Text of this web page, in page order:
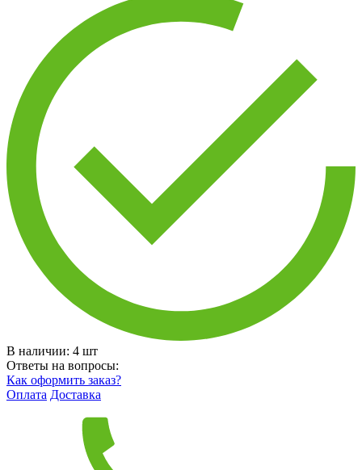
В наличии: 4 шт
Ответы на вопросы:
Как оформить заказ?
Оплата Доставка